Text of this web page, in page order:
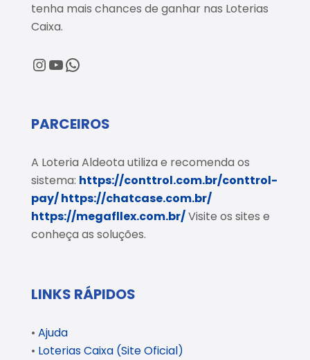
tenha mais chances de ganhar nas Loterias
Caixa.
@loteriaaldeota
@loteriaaldeota
Central de Atendimento
PARCEIROS
A Loteria Aldeota utiliza e recomenda os
sistema: https://conttrol.com.br/conttrol-
pay/https://chatcase.com.br/
https://megafllex.com.br/Visite os sites e
conheça as soluções.
LINKS RÁPIDOS
• Ajuda
• Loterias Caixa (Site Oficial)